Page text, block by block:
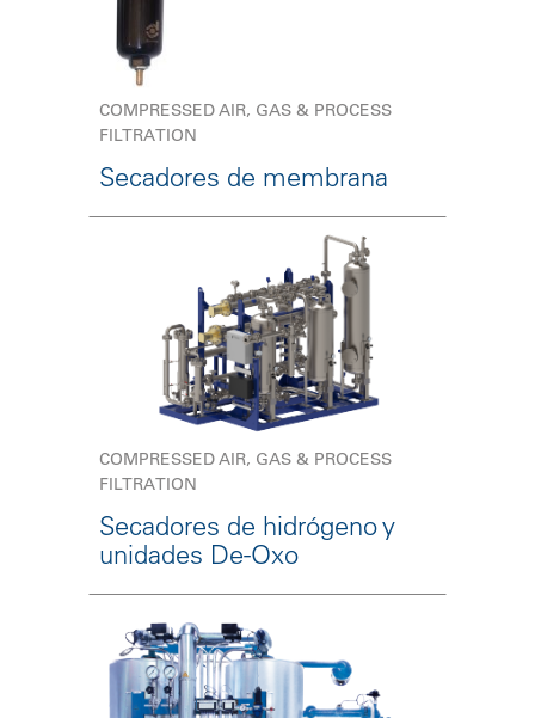
COMPRESSED AIR, GAS & PROCESS
FILTRATION
Secadores de membrana
COMPRESSED AIR, GAS & PROCESS
FILTRATION
Secadores de hidrógeno y
unidades De-Oxo